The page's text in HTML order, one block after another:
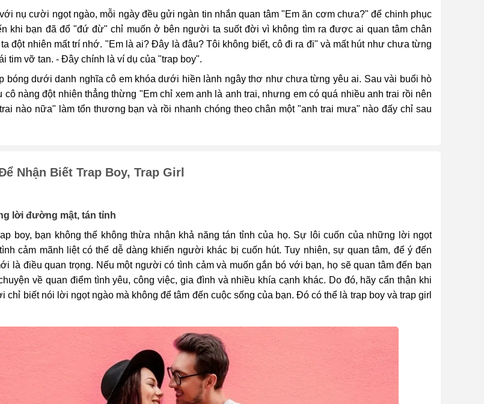
nụ cười ngọt ngào, mỗi ngày đều gửi ngàn tin nhắn quan tâm "Em ăn cơm chưa?" để chinh phục
khi bạn đã đổ "đứ đừ" chỉ muốn ở bên người ta suốt đời vì không tìm ra được ai quan tâm chân
đột nhiên mất trí nhớ. "Em là ai? Đây là đâu? Tôi không biết, cô đi ra đi" và mất hút như chưa từng
tim vỡ tan. - Đây chính là ví dụ của "trap boy".
bóng dưới danh nghĩa cô em khóa dưới hiền lành ngây thơ như chưa từng yêu ai. Sau vài buổi hò
cô nàng đột nhiên thẳng thừng "Em chỉ xem anh là anh trai, nhưng em có quá nhiều anh trai rồi nên
nào nữa" làm tổn thương bạn và rồi nhanh chóng theo chân một "anh trai mưa" nào đấy chỉ sau
Nhận Biết Trap Boy, Trap Girl
lời đường mật, tán tỉnh
boy, bạn không thể không thừa nhận khả năng tán tỉnh của họ. Sự lôi cuốn của những lời ngọt
cảm mãnh liệt có thể dễ dàng khiến người khác bị cuốn hút. Tuy nhiên, sự quan tâm, để ý đến
là điều quan trọng. Nếu một người có tình cảm và muốn gắn bó với bạn, họ sẽ quan tâm đến bạn
về quan điểm tình yêu, công việc, gia đình và nhiều khía cạnh khác. Do đó, hãy cẩn thận khi
chỉ biết nói lời ngọt ngào mà không để tâm đến cuộc sống của bạn. Đó có thể là trap boy và trap girl